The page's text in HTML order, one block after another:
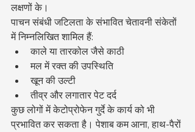
लक्षणों के।
पाचन संबंधी जटिलता के संभावित चेतावनी संकेतों
में निम्नलिखित शामिल हैं:
काले या तारकोल जैसे काठी
मल में रक्त की उपस्थिति
खून की उल्टी
तीव्र और लगातार पेट दर्द
कुछ लोगों में केटोप्रोफेन गुर्दे के कार्य को भी
प्रभावित कर सकता है। पेशाब कम आना, हाथ-पैरों